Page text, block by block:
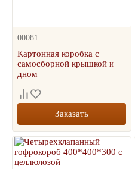
00081
Картонная коробка с
самосборной крышкой и
дном
Заказать